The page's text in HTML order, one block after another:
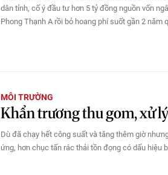
dân tỉnh, cố ý đầu tư hơn 5 tỷ đồng nguồn vốn
Phong Thạnh A rồi bỏ hoang phí suốt gần 2 năm
MÔI TRƯỜNG
Khẩn trương thu gom, xử
Dù đã chạy hết công suất và tăng thêm giờ
ứng, hơn chục tấn rác thải tồn đọng có dấu hiệu